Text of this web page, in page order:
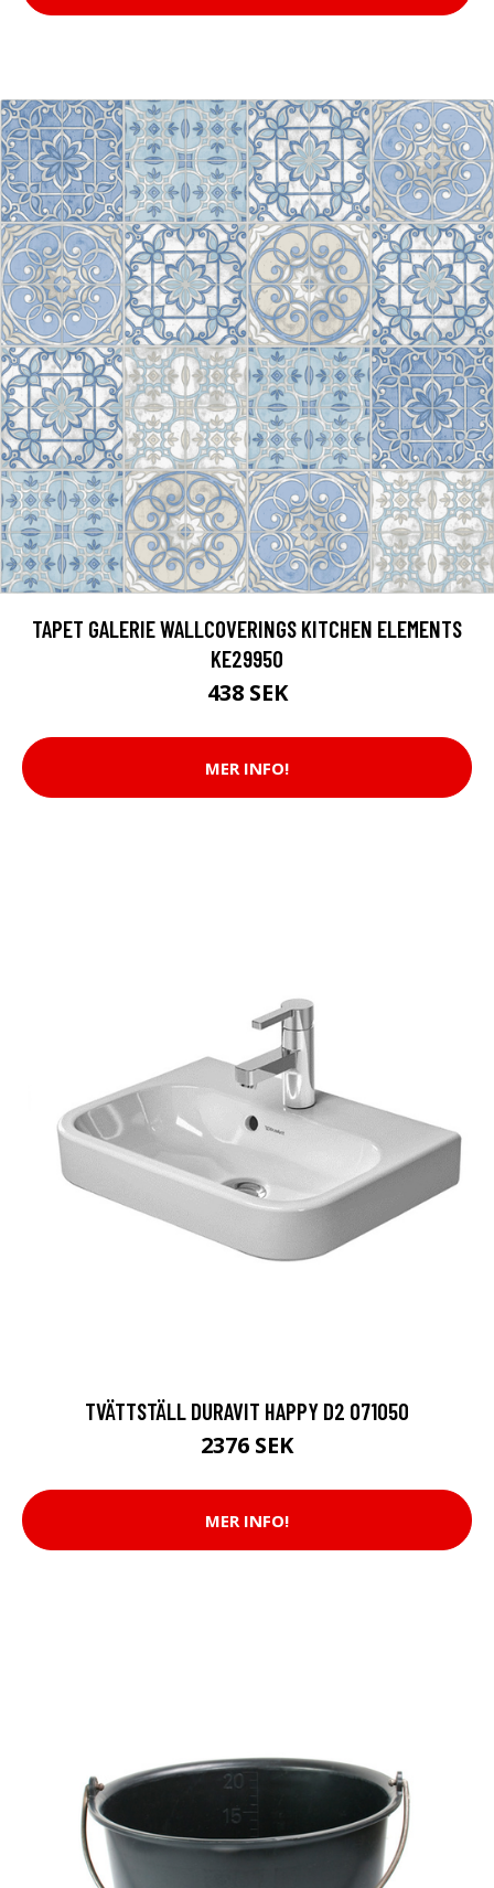
TAPET GALERIE WALLCOVERINGS KITCHEN ELEMENTS
KE29950
438 SEK
MER INFO!
TVÄTTSTÄLL DURAVIT HAPPY D2 071050
2376 SEK
MER INFO!